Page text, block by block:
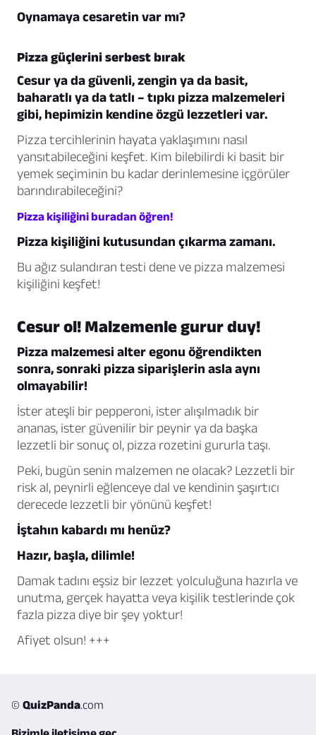
Oynamaya cesaretin var mı?
Pizza güçlerini serbest bırak
Cesur ya da güvenli, zengin ya da basit,
baharatlı ya da tatlı – tıpkı pizza malzemeleri
gibi, hepimizin kendine özgü lezzetleri var.
Pizza tercihlerinin hayata yaklaşımını nasıl
yansıtabileceğini keşfet. Kim bilebilirdi ki basit bir
yemek seçiminin bu kadar derinlemesine içgörüler
barındırabileceğini?
Pizza kişiliğini buradan öğren!
Pizza kişiliğini kutusundan çıkarma zamanı.
Bu ağız sulandıran testi dene ve pizza malzemesi
kişiliğini keşfet!
Cesur ol! Malzemenle gurur duy!
Pizza malzemesi alter egonu öğrendikten
sonra, sonraki pizza siparişlerin asla aynı
olmayabilir!
İster ateşli bir pepperoni, ister alışılmadık bir
ananas, ister güvenilir bir peynir ya da başka
lezzetli bir sonuç ol, pizza rozetini gururla taşı.
Peki, bugün senin malzemen ne olacak? Lezzetli bir
risk al, peynirli eğlenceye dal ve kendinin şaşırtıcı
derecede lezzetli bir yönünü keşfet!
İştahın kabardı mı henüz?
Hazır, başla, dilimle!
Damak tadını eşsiz bir lezzet yolculuğuna hazırla ve
unutma, gerçek hayatta veya kişilik testlerinde çok
fazla pizza diye bir şey yoktur!
Afiyet olsun! +++
© QuizPanda.com